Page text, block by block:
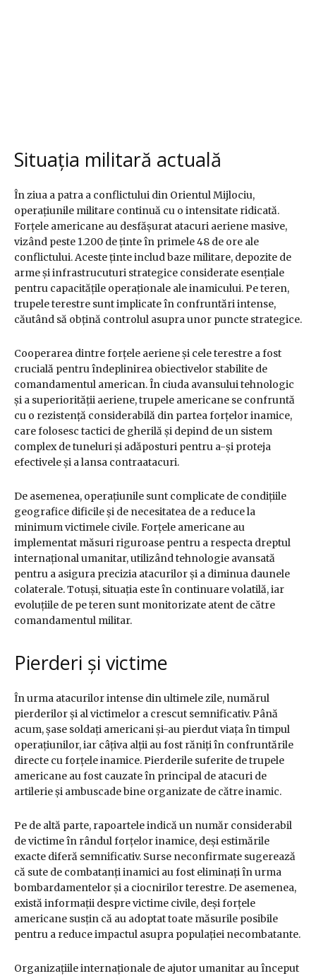
Situația militară actuală
În ziua a patra a conflictului din Orientul Mijlociu,
operațiunile militare continuă cu o intensitate ridicată.
Forțele americane au desfășurat atacuri aeriene masive,
vizând peste 1.200 de ținte în primele 48 de ore ale
conflictului. Aceste ținte includ baze militare, depozite de
arme și infrastrucuturi strategice considerate esențiale
pentru capacitățile operaționale ale inamicului. Pe teren,
trupele terestre sunt implicate în confruntări intense,
căutând să obțină controlul asupra unor puncte strategice.
Cooperarea dintre forțele aeriene și cele terestre a fost
crucială pentru îndeplinirea obiectivelor stabilite de
comandamentul american. În ciuda avansului tehnologic
și a superiorității aeriene, trupele americane se confruntă
cu o rezistență considerabilă din partea forțelor inamice,
care folosesc tactici de gherilă și depind de un sistem
complex de tuneluri și adăposturi pentru a-și proteja
efectivele și a lansa contraatacuri.
De asemenea, operațiunile sunt complicate de condițiile
geografice dificile și de necesitatea de a reduce la
minimum victimele civile. Forțele americane au
implementat măsuri riguroase pentru a respecta dreptul
internațional umanitar, utilizând tehnologie avansată
pentru a asigura precizia atacurilor și a diminua daunele
colaterale. Totuși, situația este în continuare volatilă, iar
evoluțiile de pe teren sunt monitorizate atent de către
comandamentul militar.
Pierderi și victime
În urma atacurilor intense din ultimele zile, numărul
pierderilor și al victimelor a crescut semnificativ. Până
acum, șase soldați americani și-au pierdut viața în timpul
operațiunilor, iar câțiva alții au fost răniți în confruntările
directe cu forțele inamice. Pierderile suferite de trupele
americane au fost cauzate în principal de atacuri de
artilerie și ambuscade bine organizate de către inamic.
Pe de altă parte, rapoartele indică un număr considerabil
de victime în rândul forțelor inamice, deși estimările
exacte diferă semnificativ. Surse neconfirmate sugerează
că sute de combatanți inamici au fost eliminați în urma
bombardamentelor și a ciocnirilor terestre. De asemenea,
există informații despre victime civile, deși forțele
americane susțin că au adoptat toate măsurile posibile
pentru a reduce impactul asupra populației necombatante.
Organizațiile internaționale de ajutor umanitar au început